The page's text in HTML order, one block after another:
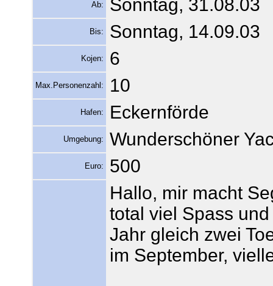
Ab: Sonntag, 31.08.03
Bis: Sonntag, 14.09.03
Kojen: 6
Max.Personenzahl: 10
Hafen: Eckernförde
Umgebung: Wunderschöner
Euro: 500
Hallo, mir macht
total viel Spass
Jahr gleich zwei
im September,